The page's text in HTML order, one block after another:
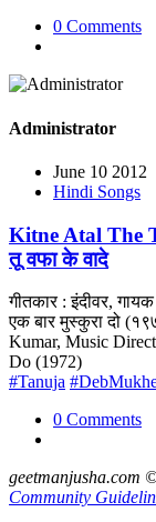
0 Comments
Administrator
June 10 2012
Hindi Songs
Kitne Atal The
तू वफा के वादे
गीतकार : इंदीवर,
एक बार मुस्कुरा दो
Kumar, Music
Do (1972)
#Tanuja
0 Comments
geetmanjusha.com
Community